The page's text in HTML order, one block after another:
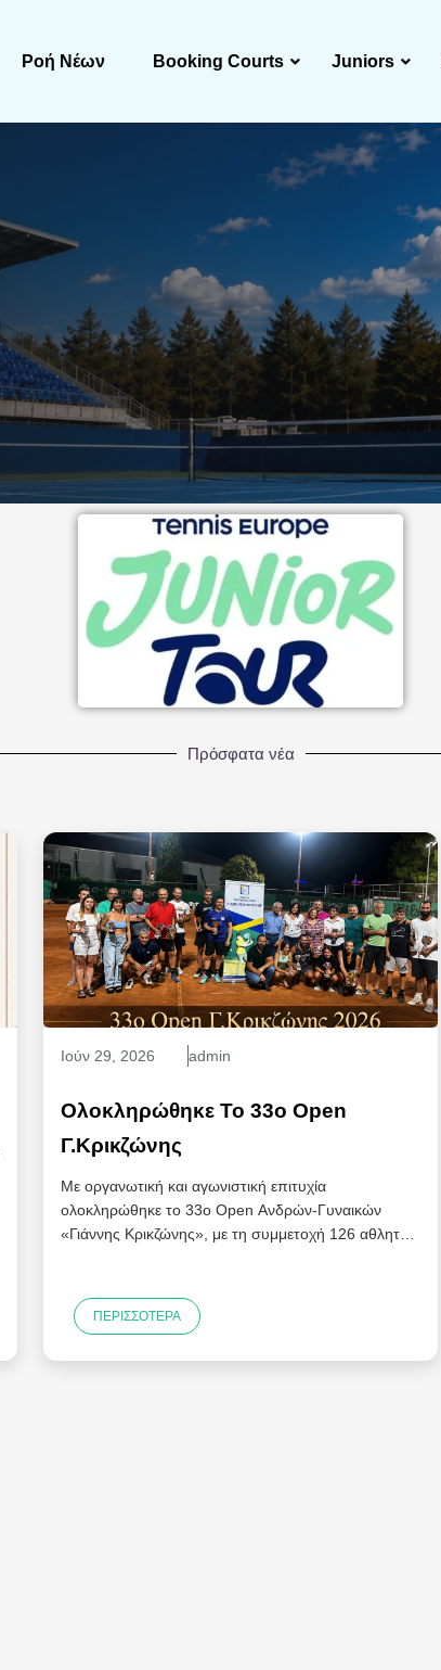
Ροή Νέων Booking Courts Juniors
Πρόσφατα νέα
Ιούν 29 , 2026 admin
Ολοκληρώθηκε Το 33ο Open
Γ.Κρικζώνης
Με οργανωτική και αγωνιστική επιτυχία
ολοκληρώθηκε το 33ο Open Ανδρών-Γυναικών
«Γιάννης Κρικζώνης», με τη συμμετοχή 126 αθλητών
ΠΕΡΙΣΣΌΤΕΡΑ